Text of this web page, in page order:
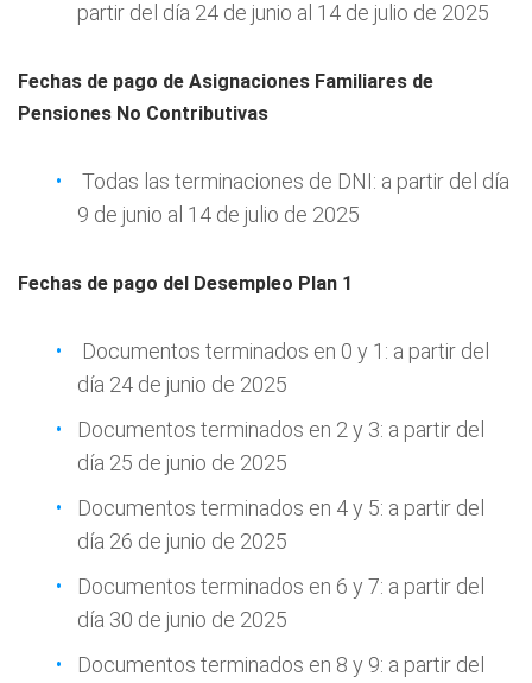
partir del día 24 de junio al 14 de julio de 2025
Fechas de pago de Asignaciones Familiares de
Pensiones No Contributivas
Todas las terminaciones de DNI: a partir del día
9 de junio al 14 de julio de 2025
Fechas de pago del Desempleo Plan 1
Documentos terminados en 0 y 1: a partir del
día 24 de junio de 2025
Documentos terminados en 2 y 3: a partir del
día 25 de junio de 2025
Documentos terminados en 4 y 5: a partir del
día 26 de junio de 2025
Documentos terminados en 6 y 7: a partir del
día 30 de junio de 2025
Documentos terminados en 8 y 9: a partir del